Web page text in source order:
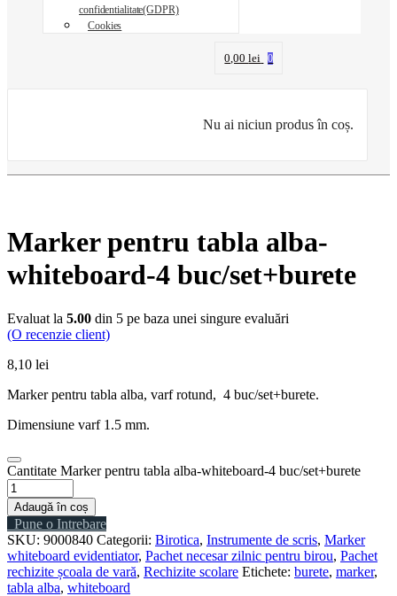
confidentialitate(GDPR)
Cookies
0,00lei 0
Nu ai niciun produs în coș.
Marker pentru tabla alba-
whiteboard-4 buc/set+burete
Evaluat la 5.00 din 5 pe baza unei singure evaluări
(O recenzie client)
8,10 lei
Marker pentru tabla alba, varf rotund, 4 buc/set+burete.
Dimensiune varf 1.5 mm.
Cantitate Marker pentru tabla alba-whiteboard-4 buc/set+burete
Adaugă în coș
Pune o Intrebare
SKU: 9000840 Categorii: Birotica, Instrumente de scris, Marker
whiteboard evidentiator, Pachet necesar zilnic pentru birou, Pachet
rechizite școala de vară, Rechizite scolare Etichete: burete, marker,
tabla alba, whiteboard